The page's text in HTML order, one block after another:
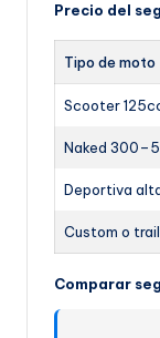
Precio del
Tipo de moto
Scooter
Naked
Deportiva
Custom o trail
Comparar